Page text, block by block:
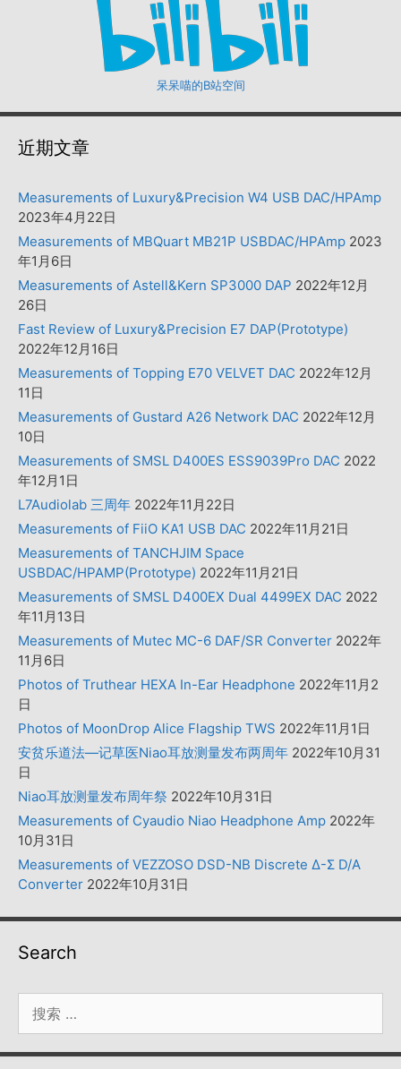
呆呆喵的B站空间
近期文章
Measurements of Luxury&Precision W4 USB DAC/HPAmp
2023年4月22日
Measurements of MBQuart MB21P USBDAC/HPAmp 2023
年1月6日
Measurements of Astell&Kern SP3000 DAP 2022年12月
26日
Fast Review of Luxury&Precision E7 DAP(Prototype)
2022年12月16日
Measurements of Topping E70 VELVET DAC 2022年12月
11日
Measurements of Gustard A26 Network DAC 2022年12月
10日
Measurements of SMSL D400ES ESS9039Pro DAC 2022
年12月1日
L7Audiolab 三周年 2022年11月22日
Measurements of FiiO KA1 USB DAC 2022年11月21日
Measurements of TANCHJIM Space
USBDAC/HPAMP(Prototype) 2022年11月21日
Measurements of SMSL D400EX Dual 4499EX DAC 2022
年11月13日
Measurements of Mutec MC-6 DAF/SR Converter 2022年
11月6日
Photos of Truthear HEXA In-Ear Headphone 2022年11月2
日
Photos of MoonDrop Alice Flagship TWS 2022年11月1日
安贫乐道法—记草医Niao耳放测量发布两周年 2022年10月31
日
Niao耳放测量发布周年祭 2022年10月31日
Measurements of Cyaudio Niao Headphone Amp 2022年
10月31日
Measurements of VEZZOSO DSD-NB Discrete Δ-Σ D/A
Converter 2022年10月31日
Search
索：